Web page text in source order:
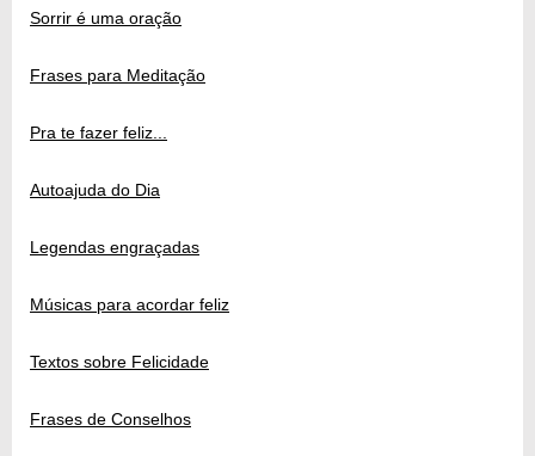
Sorrir é uma oração
Frases para Meditação
Pra te fazer feliz...
Autoajuda do Dia
Legendas engraçadas
Músicas para acordar feliz
Textos sobre Felicidade
Frases de Conselhos